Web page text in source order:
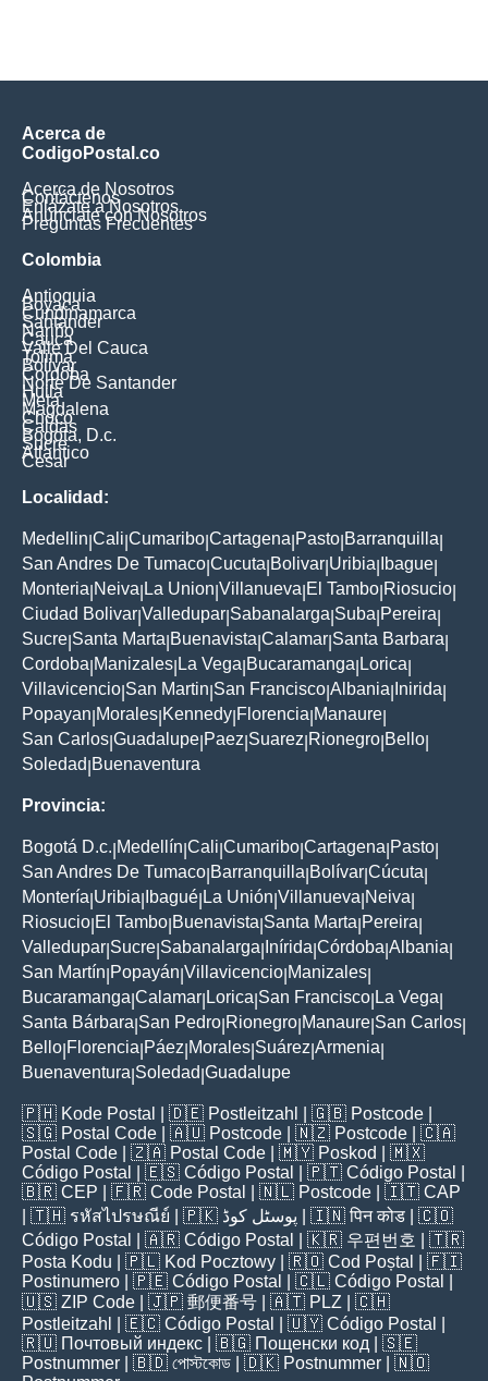
Acerca de
CodigoPostal.co
Acerca de Nosotros
Contáctenos
Enlázate a Nosotros
Anúnciate con Nosotros
Preguntas Frecuentes
Colombia
Antioquia
Boyaca
Cundinamarca
Santander
Nariño
Cauca
Valle Del Cauca
Tolima
Bolivar
Cordoba
Norte De Santander
Huila
Meta
Magdalena
Choco
Caldas
Bogota, D.c.
Sucre
Atlantico
Cesar
Localidad:
Medellin Cali Cumaribo Cartagena Pasto Barranquilla
San Andres De Tumaco Cucuta Bolivar Uribia Ibague
Monteria Neiva La Union Villanueva El Tambo Riosucio
Ciudad Bolivar Valledupar Sabanalarga Suba Pereira
Sucre Santa Marta Buenavista Calamar Santa Barbara
Cordoba Manizales La Vega Bucaramanga Lorica
Villavicencio San Martin San Francisco Albania Inirida
Popayan Morales Kennedy Florencia Manaure
San Carlos Guadalupe Paez Suarez Rionegro Bello
Soledad Buenaventura
Provincia:
Bogotá D.c. Medellín Cali Cumaribo Cartagena Pasto
San Andres De Tumaco Barranquilla Bolívar Cúcuta
Montería Uribia Ibagué La Unión Villanueva Neiva
Riosucio El Tambo Buenavista Santa Marta Pereira
Valledupar Sucre Sabanalarga Inírida Córdoba Albania
San Martín Popayán Villavicencio Manizales
Bucaramanga Calamar Lorica San Francisco La Vega
Santa Bárbara San Pedro Rionegro Manaure San Carlos
Bello Florencia Páez Morales Suárez Armenia
Buenaventura Soledad Guadalupe
🇵🇭 Kode Postal | 🇩🇪 Postleitzahl | 🇬🇧 Postcode
🇸🇬 Postal Code | 🇦🇺 Postcode | 🇳🇿 Postcode | 🇨🇦
Postal Code | 🇿🇦 Postal Code | 🇲🇾 Poskod
| 🇲🇽
Código Postal
| 🇪🇸 Código Postal | 🇵🇹 Código Postal
🇧🇷 CEP | 🇫🇷 Code Postal | 🇳🇱 Postcode | 🇮🇹 CAP
| 🇹🇭 รหัสไปรษณีย์ | 🇵🇰 پوسٹل کوڈ | 🇮🇳पिन कोड | 🇨🇴
Código Postal
| 🇦🇷 Código Postal | 🇰🇷 우편번호
| 🇹🇷
Posta Kodu | 🇵🇱 Kod Pocztowy | 🇷🇴 Cod Poștal
| 🇫🇮
Postinumero | 🇵🇪 Código Postal | 🇨🇱 Código Postal
🇺🇸 ZIP Code | 🇯🇵 郵便番号 | 🇦🇹 PLZ | 🇨🇭
Postleitzahl
| 🇪🇨 Código Postal | 🇺🇾 Código Postal
🇷🇺 Почтовый индекс | 🇧🇬 Пощенски код | 🇸🇪
Postnummer | 🇧🇩 পোস্টকোড | 🇩🇰 Postnummer | 🇳🇴